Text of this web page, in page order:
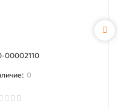
00002110
0